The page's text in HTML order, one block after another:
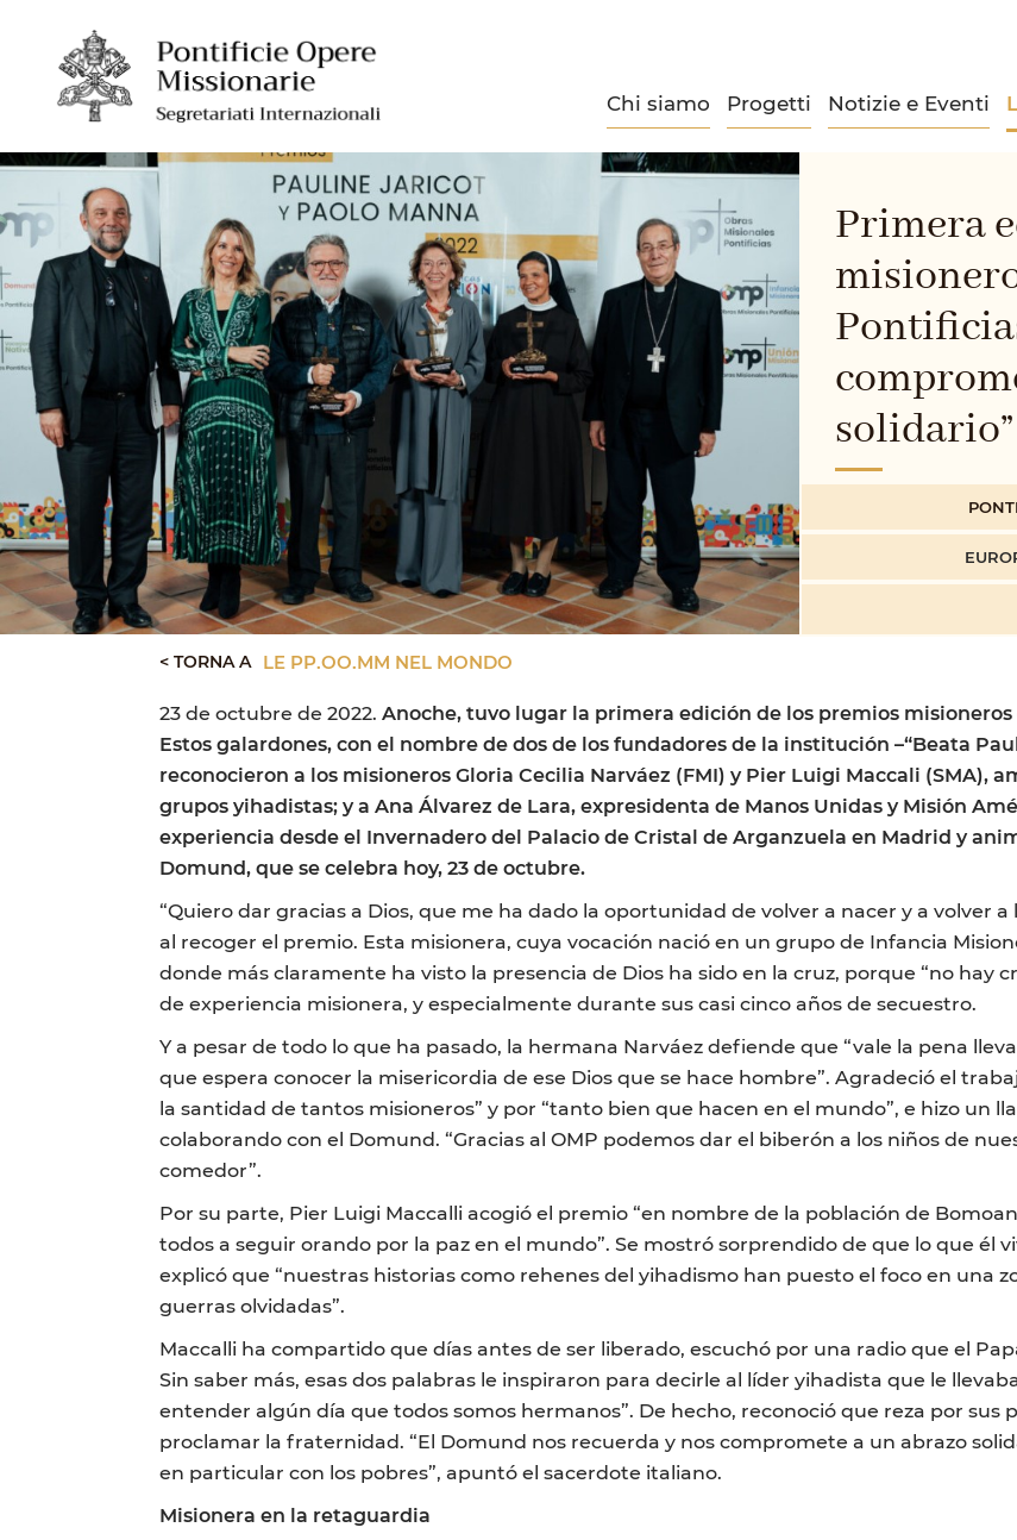
Chi siamo Progetti Notizie e Eventi
Primera
solidario”
< TORNA A LE PP.OO.MM NEL MONDO
23 de octubre de 2022. Anoche, tuvo lugar la primera edición de los premios
Estos galardones, con el nombre de dos de los fundadores de la institución –“Beata
reconocieron a los misioneros Gloria Cecilia Narváez (FMI) y Pier Luigi Maccali (SMA),
grupos yihadistas; y a Ana Álvarez de Lara, expresidenta de Manos Unidas y Misión
experiencia desde el Invernadero del Palacio de Cristal de Arganzuela en Madrid y
Domund, que se celebra hoy, 23 de octubre.
“Quiero dar gracias a Dios, que me ha dado la oportunidad de volver a nacer y a volver
al recoger el premio. Esta misionera, cuya vocación nació en un grupo de Infancia
donde más claramente ha visto la presencia de Dios ha sido en la cruz, porque “no hay
de experiencia misionera, y especialmente durante sus casi cinco años de secuestro.
Y a pesar de todo lo que ha pasado, la hermana Narváez defiende que “vale la pena
que espera conocer la misericordia de ese Dios que se hace hombre”. Agradeció el
la santidad de tantos misioneros” y por “tanto bien que hacen en el mundo”, e hizo un
colaborando con el Domund. “Gracias al OMP podemos dar el biberón a los niños de
comedor”.
Por su parte, Pier Luigi Maccalli acogió el premio “en nombre de la población de
todos a seguir orando por la paz en el mundo”. Se mostró sorprendido de que lo que él
explicó que “nuestras historias como rehenes del yihadismo han puesto el foco en una
guerras olvidadas”.
Maccalli ha compartido que días antes de ser liberado, escuchó por una radio que el
Sin saber más, esas dos palabras le inspiraron para decirle al líder yihadista que le
entender algún día que todos somos hermanos”. De hecho, reconoció que reza por sus
proclamar la fraternidad. “El Domund nos recuerda y nos compromete a un abrazo
en particular con los pobres”, apuntó el sacerdote italiano.
Misionera en la retaguardia